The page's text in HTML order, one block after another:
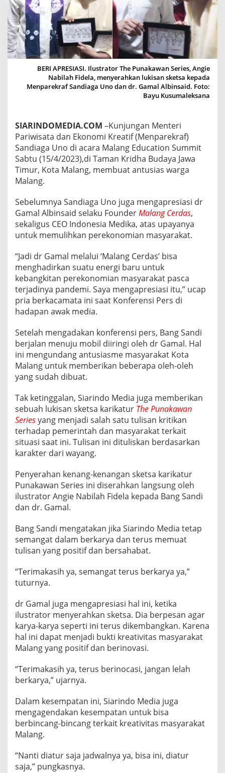
U
N
O
D
A
D
R
G
A
A
P
R
E
S
I
T
H
E
U
A
K
A
A
N
R
E
S
K
Y
A
S
I
A
R
I
O
M
E
D
BERI APRESIASI. Ilustrator The Punakawan Series, Angie
Nabilah Fidela, menyerahkan lukisan sketsa kepada
Menparekraf Sandiaga Uno dan dr. Gamal Albinsaid. Foto:
Bayu Kusumaleksana
SIARINDOMEDIA.COM –Kunjungan Menteri
Pariwisata dan Ekonomi Kreatif (Menparekraf)
Sandiaga Uno di acara Malang Education Summit
Sabtu (15/4/2023),di Taman Kridha Budaya Jawa
Timur, Kota Malang, membuat antusias warga
Malang.
Sebelumnya Sandiaga Uno juga mengapresiasi dr
Gamal Albinsaid selaku FounderMalang Cerdas,
sekaligus CEO Indonesia Medika, atas upayanya
untuk memulihkan perekonomian masyarakat.
“Jadi dr Gamal melalui ‘Malang Cerdas’ bisa
menghadirkan suatu energi baru untuk
kebangkitan perekonomian masyarakat pasca
terjadinya pandemi. Saya mengapresiasi itu,” ucap
pria berkacamata ini saat Konferensi Pers di
hadapan awak media.
Setelah mengadakan konferensi pers, Bang Sandi
berjalan menuju mobil diiringi oleh dr Gamal. Hal
ini mengundang antusiasme masyarakat Kota
Malang untuk memberikan beberapa oleh-oleh
yang sudah dibuat.
Tak ketinggalan, Siarindo Media juga memberikan
sebuah lukisan sketsa karikatur The Punakawan
Seriesyang menjadi salah satu tulisan kritikan
terhadap pemerintah dan masyarakat terkait
situasi saat ini. Tulisan ini dituliskan berdasarkan
karakter dari wayang.
Penyerahan kenang-kenangan sketsa karikatur
Punakawan Series ini diserahkan langsung oleh
ilustrator Angie Nabilah Fidela kepada Bang Sandi
dan dr. Gamal.
Bang Sandi mengatakan jika Siarindo Media tetap
semangat dalam berkarya dan terus memuat
tulisan yang positif dan bersahabat.
“Terimakasih ya, semangat terus berkarya ya,”
tuturnya.
dr Gamal juga mengapresiasi hal ini, ketika
ilustrator menyerahkan sketsa. Dia berpesan agar
karya-karya seperti ini terus dikembangkan. Karena
hal ini dapat menjadi bukti kreativitas masyarakat
Malang yang positif dan berinovasi.
“Terimakasih ya, terus berinocasi, jangan lelah
berkarya,” ujarnya.
Dalam kesempatan ini, Siarindo Media juga
mengagendakan kesempatan untuk bisa
berbincang-bincang terkait kreativitas masyarakat
Malang.
“Nanti diatur saja jadwalnya ya, bisa ini, diatur
saja,” pungkasnya.